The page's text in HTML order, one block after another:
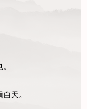
天。